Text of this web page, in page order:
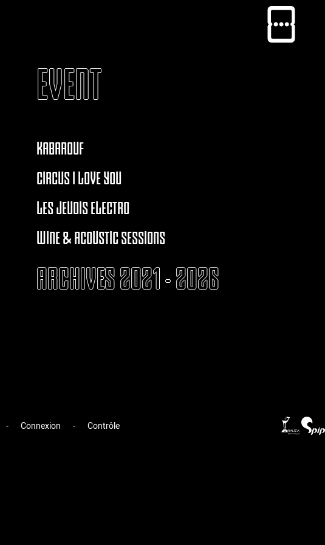
EVENT
KABAROUF
CIRCUS I LOVE YOU
LES JEUDIS ELECTRO
WINE & ACOUSTIC SESSIONS
ARCHIVES 2021 - 2026
- Connexion - Contrôle